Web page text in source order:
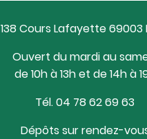
138 Cours Lafayette 69003
Ouvert du mardi au
de 10h à 13h et de 14h à
Tél. 04 78 62 69 63
Dépôts sur rendez-